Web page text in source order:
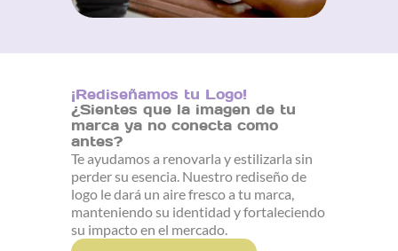
¡Rediseñamos tu Logo!
¿Sientes que la imagen de tu
marca ya no conecta como
antes?
Te ayudamos a renovarla y estilizarla sin
perder su esencia. Nuestro rediseño de
logo le dará un aire fresco a tu marca,
manteniendo su identidad y fortaleciendo
su impacto en el mercado.